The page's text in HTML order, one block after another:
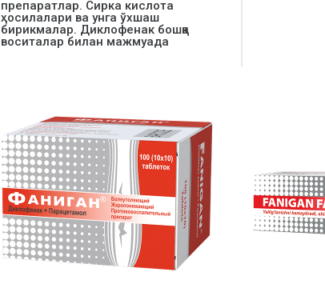
препаратлар. Сирка кислота
ҳосилалари ва унга ўхшаш
бирикмалар. Диклофенак бошқа
воситалар билан мажмуада